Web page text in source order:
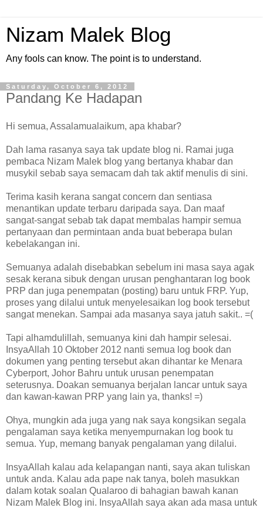
Nizam Malek Blog
Any fools can know. The point is to understand.
Saturday, October 6, 2012
Pandang Ke Hadapan
Hi semua, Assalamualaikum, apa khabar?
Dah lama rasanya saya tak update blog ni. Ramai juga
pembaca Nizam Malek blog yang bertanya khabar dan
musykil sebab saya semacam dah tak aktif menulis di sini.
Terima kasih kerana sangat concern dan sentiasa
menantikan update terbaru daripada saya. Dan maaf
sangat-sangat sebab tak dapat membalas hampir semua
pertanyaan dan permintaan anda buat beberapa bulan
kebelakangan ini.
Semuanya adalah disebabkan sebelum ini masa saya agak
sesak kerana sibuk dengan urusan penghantaran log book
PRP dan juga penempatan (posting) baru untuk FRP. Yup,
proses yang dilalui untuk menyelesaikan log book tersebut
sangat menekan. Sampai ada masanya saya jatuh sakit.. =(
Tapi alhamdulillah, semuanya kini dah hampir selesai.
InsyaAllah 10 Oktober 2012 nanti semua log book dan
dokumen yang penting tersebut akan dihantar ke Menara
Cyberport, Johor Bahru untuk urusan penempatan
seterusnya. Doakan semuanya berjalan lancar untuk saya
dan kawan-kawan PRP yang lain ya, thanks! =)
Ohya, mungkin ada juga yang nak saya kongsikan segala
pengalaman saya ketika menyempurnakan log book tu
semua. Yup, memang banyak pengalaman yang dilalui.
InsyaAllah kalau ada kelapangan nanti, saya akan tuliskan
untuk anda. Kalau ada pape nak tanya, boleh masukkan
dalam kotak soalan Qualaroo di bahagian bawah kanan
Nizam Malek Blog ini. InsyaAllah saya akan ada masa untuk